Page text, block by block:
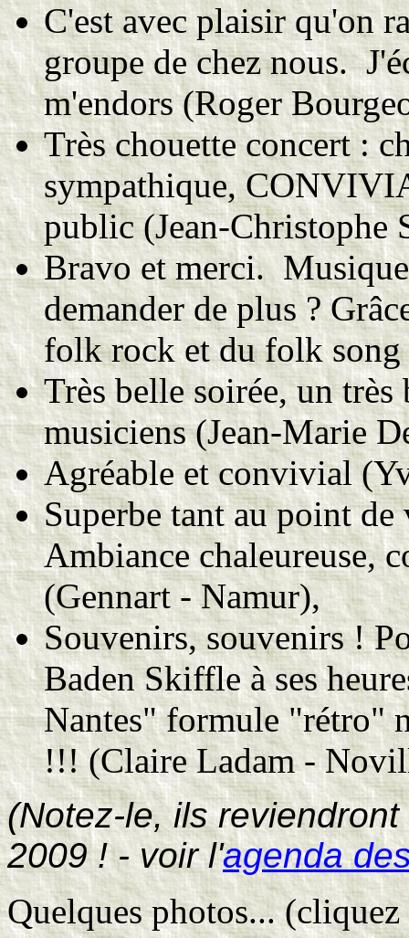
C'est avec plaisir qu'on
groupe de chez nous.
m'endors (Roger
Très chouette concert :
sympathique,
public (Jean-Christophe
Bravo et merci.
demander de plus ?
folk rock et du folk
Très belle soirée, un très
musiciens (Jean-Marie
Agréable et convivial
Superbe tant au point
Ambiance chaleureuse,
(Gennart - Namur),
Souvenirs, souvenirs !
Baden Skiffle à ses
Nantes" formule "rétro"
!!! (Claire Ladam -
(Notez-le, ils
2009 ! - voir l'agenda
Quelques photos...